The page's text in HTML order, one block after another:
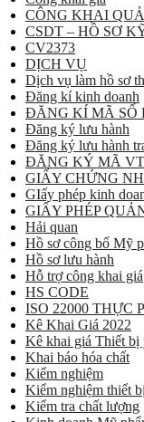
CÔNG KHAI
CSDT – HỒ SƠ
CV2373
DỊCH VỤ
Dịch vụ làm hồ sơ
Đăng kí kinh doanh
ĐĂNG KÍ MÃ SỐ
Đăng ký lưu hành
Đăng ký lưu hành
ĐĂNG KÝ MÃ
GIẤY CHỨNG
GIấy phép kinh
GIẤY PHÉP
Hải quan
Hồ sơ công bố Mỹ
Hồ sơ lưu hành
Hỗ trợ công khai giá
HS CODE
ISO 22000 THỰC
Kê Khai Giá 2022
Kê khai giá Thiết bị
Khai báo hóa chất
Kiểm nghiệm
Kiểm nghiệm thiết
Kiểm tra chất lượng